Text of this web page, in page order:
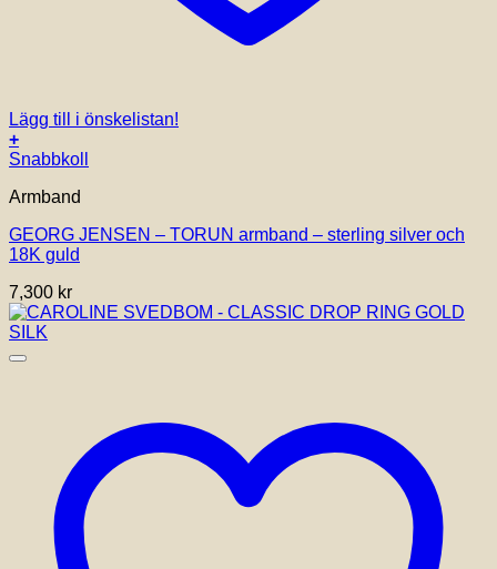
Lägg till i önskelistan!
+
Den
produkten
flera
varianter.
olika
alternativen
kan
väljas
Snabbkoll
Armband
GEORG JENSEN – TORUN armband – sterling silver och
18K guld
7,300 kr